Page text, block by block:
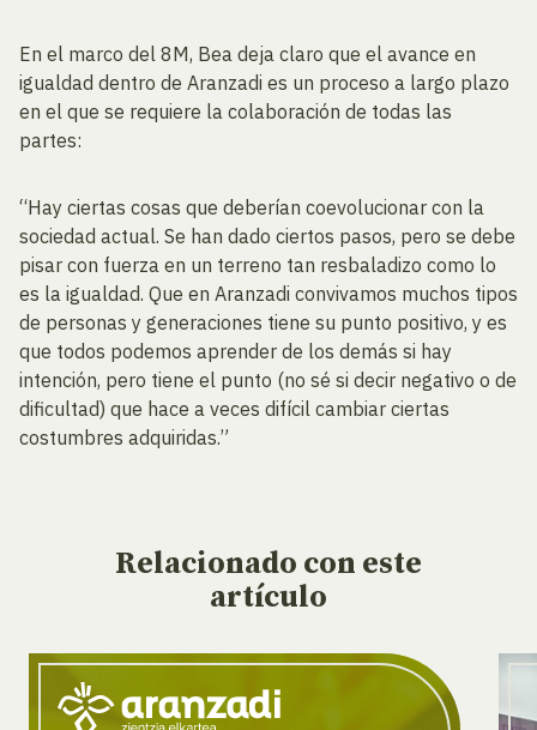
En el marco del 8M, Bea deja claro que el avance en
igualdad dentro de Aranzadi es un proceso a largo plazo
en el que se requiere la colaboración de todas las
partes:
“Hay ciertas cosas que deberían coevolucionar con la
sociedad actual. Se han dado ciertos pasos, pero se debe
pisar con fuerza en un terreno tan resbaladizo como lo
es la igualdad. Que en Aranzadi convivamos muchos tipos
de personas y generaciones tiene su punto positivo, y es
que todos podemos aprender de los demás si hay
intención, pero tiene el punto (no sé si decir negativo o de
dificultad) que hace a veces difícil cambiar ciertas
costumbres adquiridas.”
Relacionado con este
artículo